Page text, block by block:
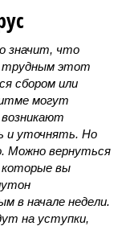
значит, что
трудным этот
сбором или
могут
и уточнять. Но
Можно вернуться
которые вы
в начале недели.
на уступки,